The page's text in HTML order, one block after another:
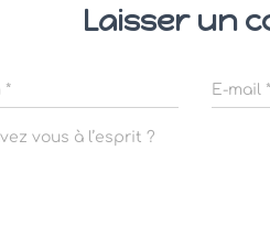
Laisser un
* E-mail *
vous à l’esprit ?